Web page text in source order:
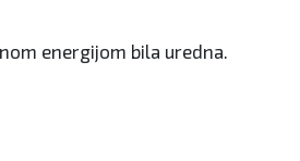
energijom bila uredna.